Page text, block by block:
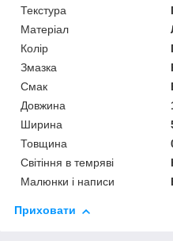
Текстура
Матеріал
Колір
Змазка
Смак
Довжина
Ширина
Товщина
Світіння в темряві
Малюнки і написи
Приховати